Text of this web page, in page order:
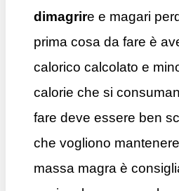
dimagrire e magari
prima cosa da fare è
calorico calcolato e
calorie che si
fare deve essere ben
che vogliono
massa magra è